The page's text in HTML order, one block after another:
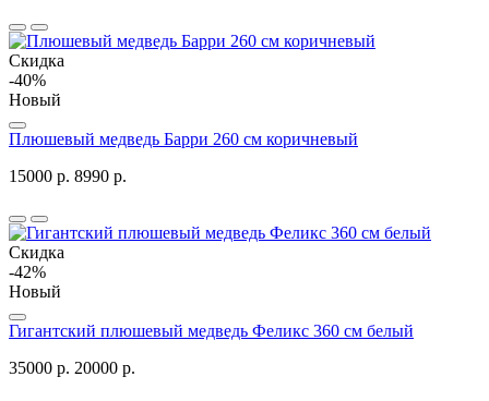
Скидка
-40%
Новый
Плюшевый медведь Барри 260 см коричневый
15000 р. 8990 р.
Скидка
-42%
Новый
Гигантский плюшевый медведь Феликс 360 см белый
35000 р. 20000 р.